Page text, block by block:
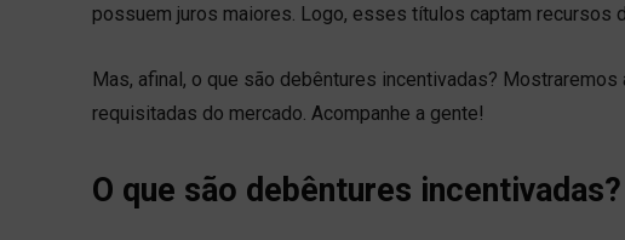
possuem juros maiores. Logo, esses títulos captam recursos
Mas, afinal, o que são debêntures incentivadas?
requisitadas do mercado. Acompanhe a gente!
O que são debêntures incentivadas?